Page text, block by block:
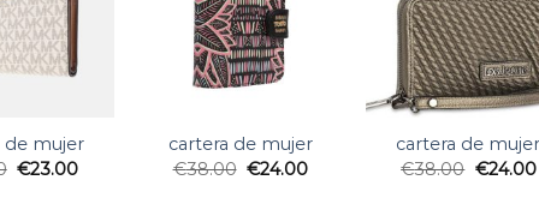
de mujer
€23.00
cartera de mujer
€38.00 €24.00
cartera de
€38.00 €24.00